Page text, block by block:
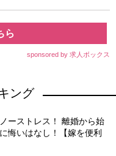
ら
sponsored by 求人ボックス
ング
ーストレス！ 離婚から始
悔いはなし！【嫁を便利